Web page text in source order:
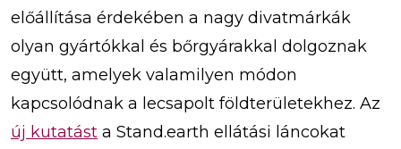
előállítása érdekében a nagy divatmárkák
olyan gyártókkal és bőrgyárakkal dolgoznak
együtt, amelyek valamilyen módon
kapcsolódnak a lecsapolt földterületekhez. Az
új kutatást a Stand.earth ellátási láncokat